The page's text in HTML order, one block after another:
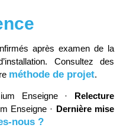
après examen de la
Consultez des
méthode de projet.
Enseigne · Relecture
Enseigne · Dernière mise
nous ?